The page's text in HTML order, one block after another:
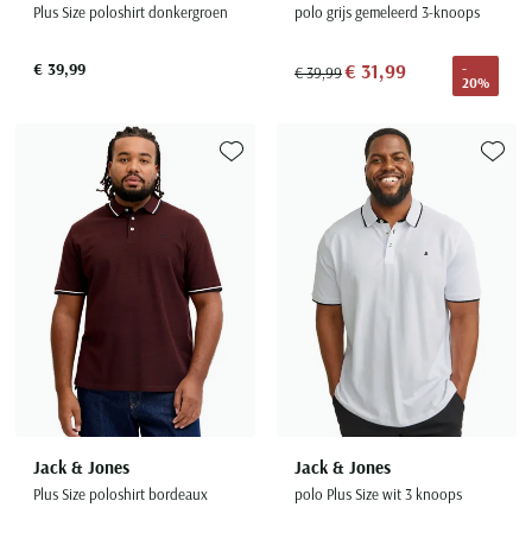
Plus Size poloshirt donkergroen
€ 39,99
polo grijs gemeleerd 3-knoops
€ 39,99€ 31,99
-
20%
Jack & Jones
Plus Size poloshirt bordeaux
Toevoegen aan favorieten
Jack & Jones
polo Plus Size wit 3 knoops